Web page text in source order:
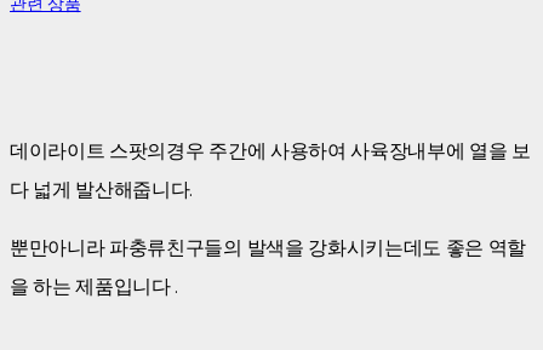
데이라이트 스팟의경우 주간에 사용하여 사육장내부에 열을 보
다 넓게 발산해줍니다.
뿐만아니라 파충류친구들의 발색을 강화시키는데도 좋은 역할
을 하는 제품입니다 .